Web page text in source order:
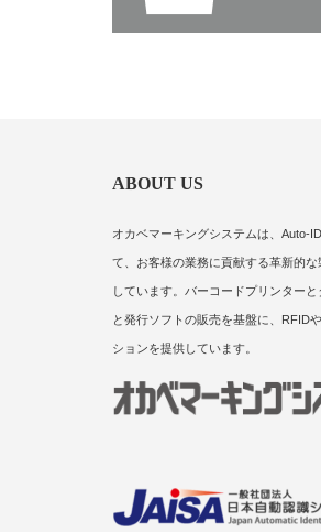
ABOUT US
オカベマーキングシステムは、Auto-
て、お客様の業務に貢献する革新的
しています。バーコードプリンター
と発行ソフトの販売を基盤に、RFID
ションを提供しています。